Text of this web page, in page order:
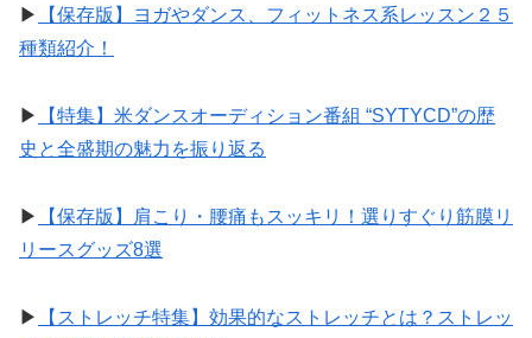
▶︎
【保存版】ヨガやダンス、フィットネス系レッスン２５
種類紹介！
▶︎
【特集】米ダンスオーディション番組 “SYTYCD”の歴
史と全盛期の魅力を振り返る
▶︎
【保存版】肩こり・腰痛もスッキリ！選りすぐり筋膜リ
リースグッズ8選
▶︎
【ストレッチ特集】効果的なストレッチとは？ストレッ